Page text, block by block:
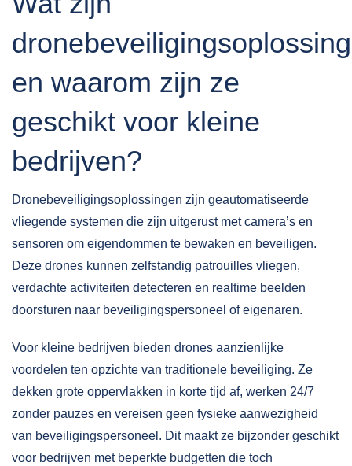
en waarom zijn ze
geschikt voor kleine
bedrijven?
Dronebeveiligingsoplossingen zijn geautomatiseerde
vliegende systemen die zijn uitgerust met camera’s en
sensoren om eigendommen te bewaken en beveiligen.
Deze drones kunnen zelfstandig patrouilles vliegen,
verdachte activiteiten detecteren en realtime beelden
doorsturen naar beveiligingspersoneel of eigenaren.
Voor kleine bedrijven bieden drones aanzienlijke
voordelen ten opzichte van traditionele beveiliging. Ze
dekken grote oppervlakken in korte tijd af, werken 24/7
zonder pauzes en vereisen geen fysieke aanwezigheid
van beveiligingspersoneel. Dit maakt ze bijzonder geschikt
voor bedrijven met beperkte budgetten die toch